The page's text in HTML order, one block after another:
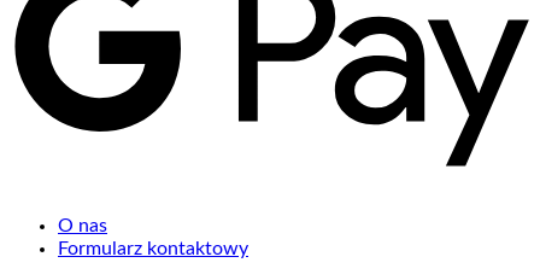
O nas
Formularz kontaktowy